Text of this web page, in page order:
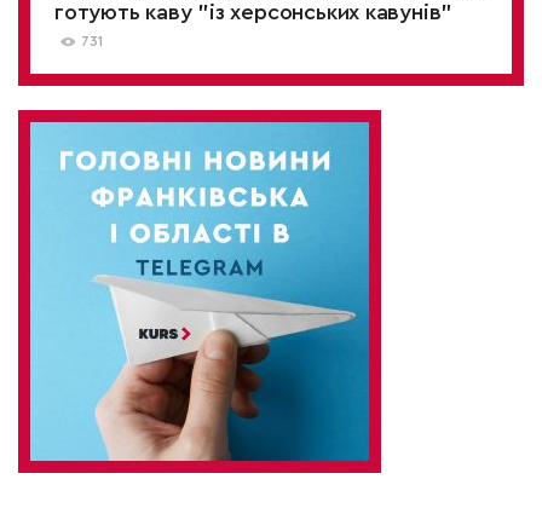
готують каву "із херсонських кавунів"
731